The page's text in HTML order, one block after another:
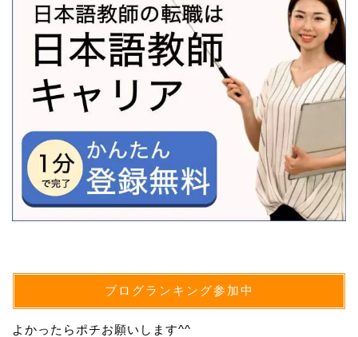
ブログランキング参加中
よかったらポチお願いします^^